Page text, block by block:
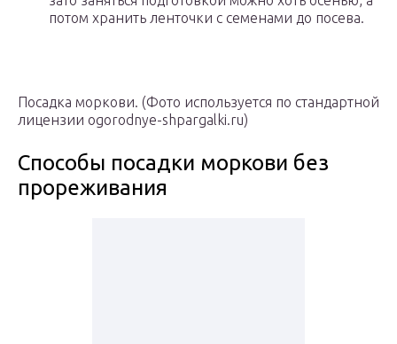
потом хранить ленточки с семенами до посева.
Посадка моркови. (Фото используется по стандартной
лицензии ogorodnye-shpargalki.ru)
Способы посадки моркови без
прореживания